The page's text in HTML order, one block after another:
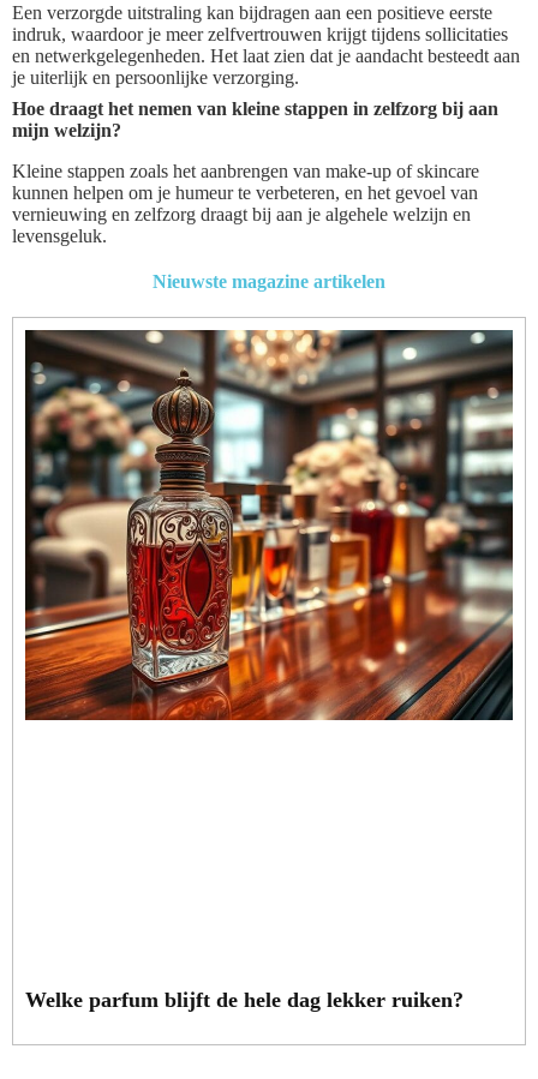
Een verzorgde uitstraling kan bijdragen aan een positieve eerste
indruk, waardoor je meer zelfvertrouwen krijgt tijdens sollicitaties
en netwerkgelegenheden. Het laat zien dat je aandacht besteedt aan
je uiterlijk en persoonlijke verzorging.
Hoe draagt het nemen van kleine stappen in zelfzorg bij aan
mijn welzijn?
Kleine stappen zoals het aanbrengen van make-up of skincare
kunnen helpen om je humeur te verbeteren, en het gevoel van
vernieuwing en zelfzorg draagt bij aan je algehele welzijn en
levensgeluk.
Nieuwste magazine artikelen
Welke parfum blijft de hele dag lekker ruiken?